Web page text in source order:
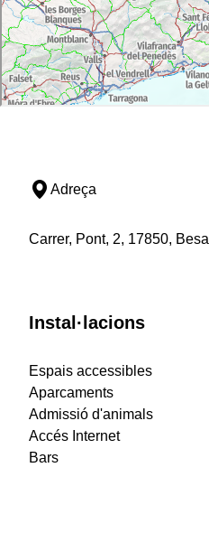
Adreça
Carrer, Pont, 2, 17850,
Instal·lacions
Espais accessibles
Aparcaments
Admissió d'animals
Accés Internet
Bars